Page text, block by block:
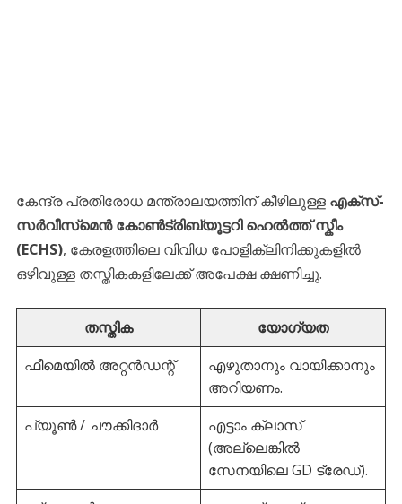
കേന്ദ്ര പ്രതിരോധ മന്ത്രാലയത്തിന് കീഴിലുള്ള എക്സ്-
സർവീസ്‌മെൻ കോൺട്രിബ്യൂട്ടറി ഹെൽത്ത് സ്കീം
(ECHS), കേരളത്തിലെ വിവിധ പോളിക്ലിനിക്കുകളിൽ
ഒഴിവുള്ള തസ്തികകളിലേക്ക് അപേക്ഷ ക്ഷണിച്ചു.
തസ്തിക
യോഗ്യത
ഫീമെയിൽ അറ്റൻഡന്റ്
എഴുതാനും വായിക്കാനും
അറിയണം.
പ്യൂൺ / ചൗക്കിദാർ
എട്ടാം ക്ലാസ്
(അല്ലെങ്കിൽ
സേനയിലെ GD ട്രേഡ്).